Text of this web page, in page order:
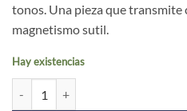
tonos. Una pieza que transmite
magnetismo sutil.
Hay existencias